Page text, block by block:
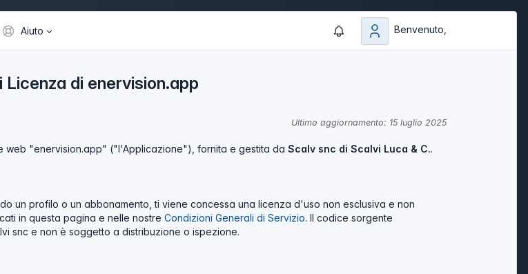
Benvenuto,
Aiuto
Licenza di enervision.app
Ultimo aggiornamento: 15 luglio 2025
web "enervision.app" ("l'Applicazione"), fornita e gestita da Scalv snc di Scalvi Luca & C..
un profilo o un abbonamento, ti viene concessa una licenza d'uso non esclusiva e non
in questa pagina e nelle nostre Condizioni Generali di Servizio. Il codice sorgente
snc e non è soggetto a distribuzione o ispezione.